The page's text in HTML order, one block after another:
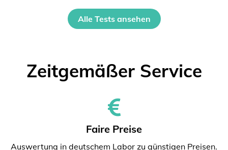
Alle Tests ansehen
Zeitgemäßer Service
Faire Preise
Auswertung in deutschem Labor zu günstigen Preisen.